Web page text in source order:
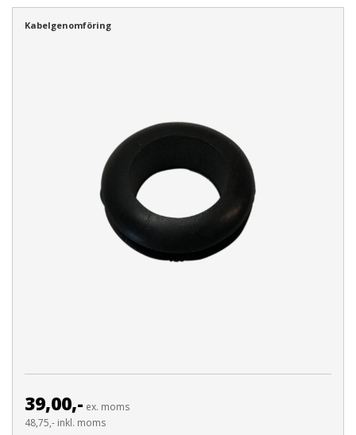
Kabelgenomföring
39,00,- ex. moms
48,75,- inkl. moms